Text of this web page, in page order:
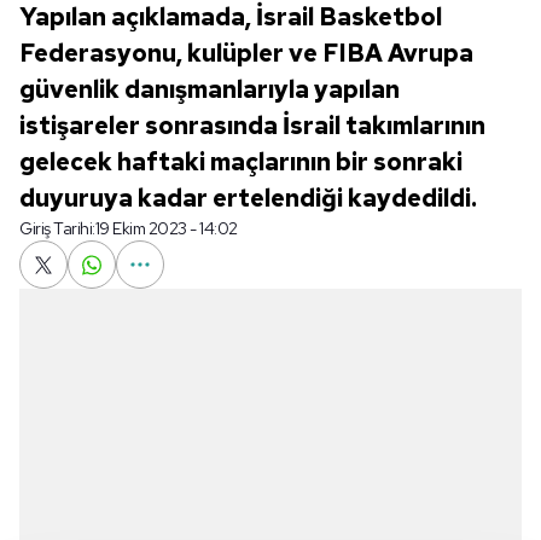
Yapılan açıklamada, İsrail Basketbol
Federasyonu, kulüpler ve FIBA Avrupa
güvenlik danışmanlarıyla yapılan
istişareler sonrasında İsrail takımlarının
gelecek haftaki maçlarının bir sonraki
duyuruya kadar ertelendiği kaydedildi.
Giriş Tarihi:19 Ekim 2023 - 14:02